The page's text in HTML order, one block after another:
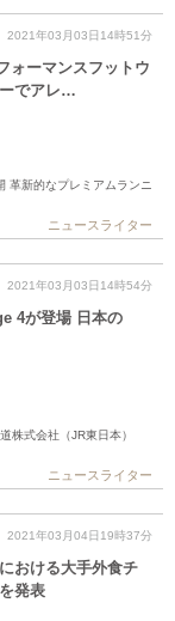
2021年03月03日14時51分
ォーマンスフットウ
でアレ…
革新的なプレミアムランニ
ニュースライター
2021年03月03日14時54分
4が登場 日本の
株式会社（JR東日本）
ニュースライター
2021年03月04日19時37分
おける大手外食チ
発表